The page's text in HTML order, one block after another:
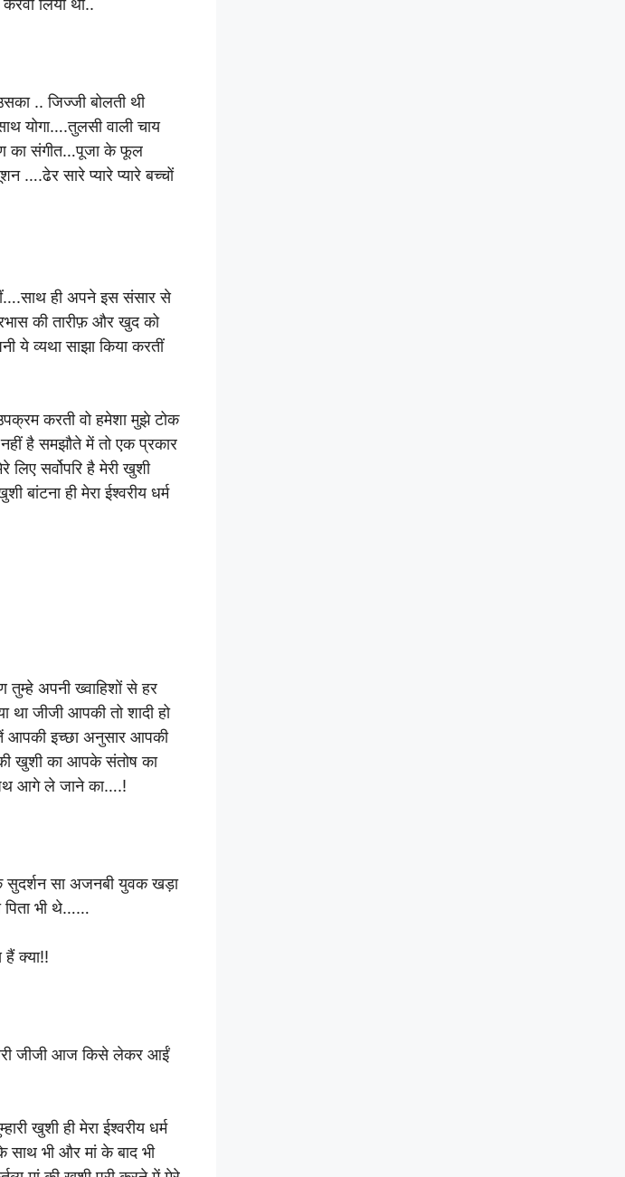
.. जिज्जी बोलती थी
योगा….तुलसी वाली चाय
का संगीत…पूजा के फूल
सारे प्यारे प्यारे बच्चों
ही अपने इस संसार से
की तारीफ़ और खुद को
ये व्यथा साझा किया करतीं
करती वो हमेशा मुझे टोक
है समझौते में तो एक प्रकार
सर्वोपरि है मेरी खुशी
ही मेरा ईश्वरीय धर्म
अपनी ख्वाहिशों से हर
जीजी आपकी तो शादी हो
आपकी इच्छा अनुसार आपकी
खुशी का आपके संतोष का
पथ आगे ले जाने का….!
सुदर्शन सा अजनबी युवक खड़ा
पिता भी थे……
क्या!!
जीजी आज किसे लेकर आईं
खुशी ही मेरा ईश्वरीय धर्म
भी और मां के बाद भी